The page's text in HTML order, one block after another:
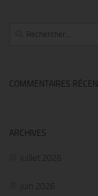
Rechercher :
COMMENTAIRES
ARCHIVES
juillet 2026
juin 2026